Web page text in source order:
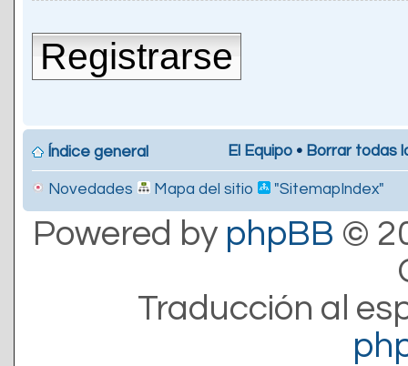
Registrarse
Índice general El Equipo • Borrar todas
Novedades Mapa del sitio "SitemapIndex"
Powered by phpBB ©
Traducción al